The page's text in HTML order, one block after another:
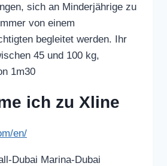
sich an Minderjährige zu
von einem
begleitet werden. Ihr
45 und 100 kg,
1m30
ich zu Xline
en/
Dubai Marina-Dubai